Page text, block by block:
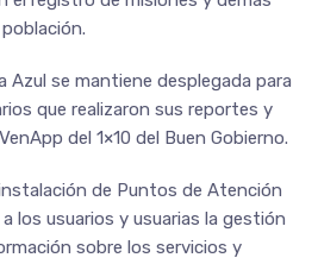
Azul se mantiene desplegada para
que realizaron sus reportes y
del 1×10 del Buen Gobierno.
de Puntos de Atención
los usuarios y usuarias la gestión
sobre los servicios y